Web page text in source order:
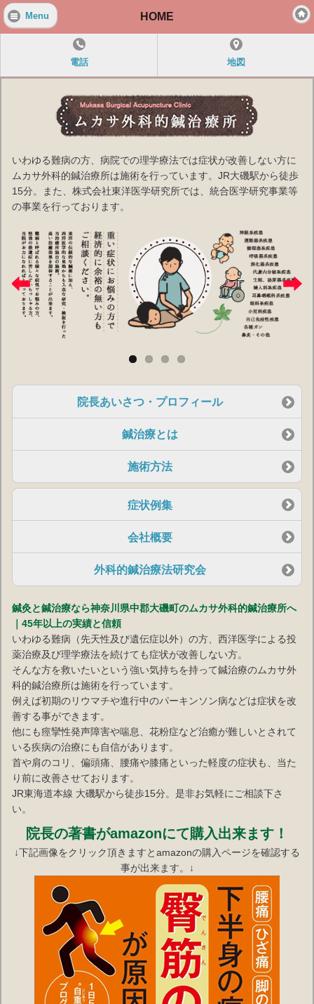
Menu HOME
電話 地図
いわゆる難病の方、病院での理学療法では症状が改善しない方に
ムカサ外科的鍼治療所は施術を行っています。JR大磯駅から徒歩
15分。また、株式会社東洋医学研究所では、統合医学研究事業等
の事業を行っております。
院長あいさつ・プロフィール
鍼治療とは
施術方法
症状例集
会社概要
外科的鍼治療法研究会
鍼灸と鍼治療なら神奈川県中郡大磯町のムカサ外科的鍼治療所へ
｜45年以上の実績と信頼
いわゆる難病（先天性及び遺伝症以外）の方、西洋医学による投
薬治療及び理学療法を続けても症状が改善しない方。
そんな方を救いたいという強い気持ちを持って鍼治療のムカサ外
科的鍼治療所は施術を行っています。
例えば初期のリウマチや進行中のパーキンソン病などは症状を改
善する事ができます。
他にも痙攣性発声障害や喘息、花粉症など治癒が難しいとされて
いる疾病の治療にも自信があります。
首や肩のコリ、偏頭痛、腰痛や膝痛といった軽度の症状も、当た
り前に改善させております。
JR東海道本線 大磯駅から徒歩15分。是非お気軽にご相談下さ
い。
院長の著書がamazonにて購入出来ます！
↓下記画像をクリック頂きますとamazonの購入ページを確認する
事が出来ます。↓